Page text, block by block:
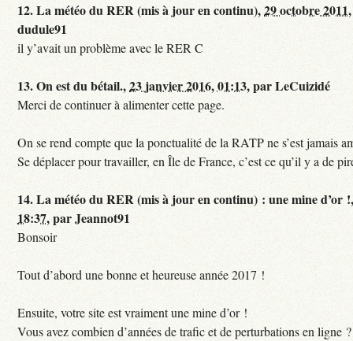
12.La météo du RER (mis à jour en continu),29 octobre
dudule91
il y’avait un problème avec le RER C
13.On est du bétail.,23 janvier 2016, 01:13,parLeCuizidé
Merci de continuer à alimenter cette page.
On se rend compte que la ponctualité de la RATP ne s’est jamais
Se déplacer pour travailler, en Île de France, c’est ce qu’il y a de
14.La météo du RER (mis à jour en continu) : une mine d’or
18:37,parJeannot91
Bonsoir
Tout d’abord une bonne et heureuse année 2017 !
Ensuite, votre site est vraiment une mine d’or !
Vous avez combien d’années de trafic et de perturbations en ligne ?